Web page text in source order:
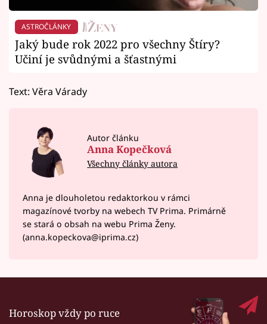
ASTROČLÁNKY
Jaký bude rok 2022 pro všechny Štíry?
Učiní je svůdnými a šťastnými
Text: Věra Várady
Autor článku
Anna Kopečková
Všechny články autora
Anna je dlouholetou redaktorkou v rámci
magazínové tvorby na webech TV Prima. Primárně
se stará o obsah na webu Prima Ženy.
(anna.kopeckova@iprima.cz)
Horoskop vždy po ruce